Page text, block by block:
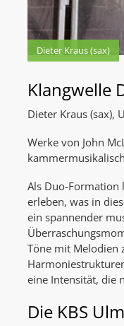
Dieter Kraus (sax)
Klangwelle
Dieter Kraus (sax),
Werke von John
Als Duo-Formation
erleben, was in
ein spannender
Töne mit Melodien
eine Intensität, die
Die KBS Ulm